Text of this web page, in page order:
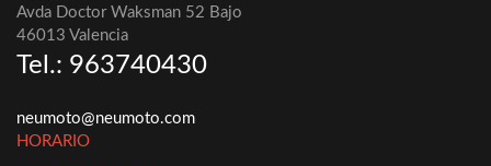
Avda Doctor Waksman 52 Bajo
46013 Valencia
Tel.: 963740430
neumoto@neumoto.com
HORARIO